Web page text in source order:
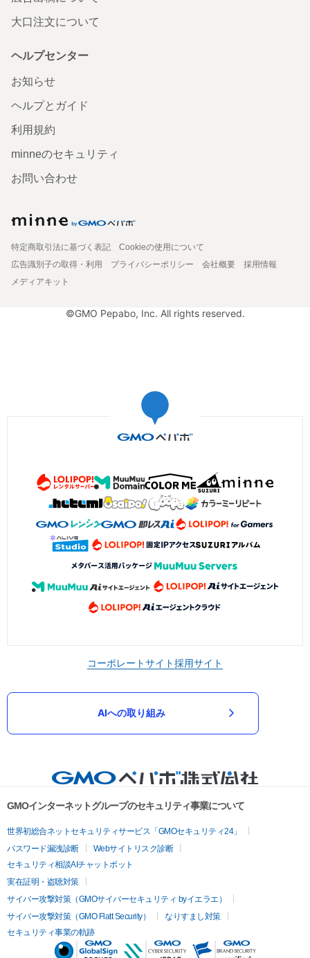
大口注文について
ヘルプセンター
お知らせ
ヘルプとガイド
利用規約
minneのセキュリティ
お問い合わせ
特定商取引法に基づく表記
Cookieの使用について
広告識別子の取得・利用
プライバシーポリシー 会社概要
採用情報
メディアキット
©GMO Pepabo, Inc. All rights reserved.
コーポレートサイト採用サイト
AIへの取り組み
GMOインターネットグループのセキュリティ事業について
世界初総合ネットセキュリティサービス「GMOセキュリティ24」
パスワード漏洩診断
Webサイトリスク診断
セキュリティ相談AIチャットボット
実在証明・盗聴対策
サイバー攻撃対策（GMOサイバーセキュリティ byイエラエ）
サイバー攻撃対策（GMO Flatt Security）
なりすまし対策
セキュリティ事業の軌跡